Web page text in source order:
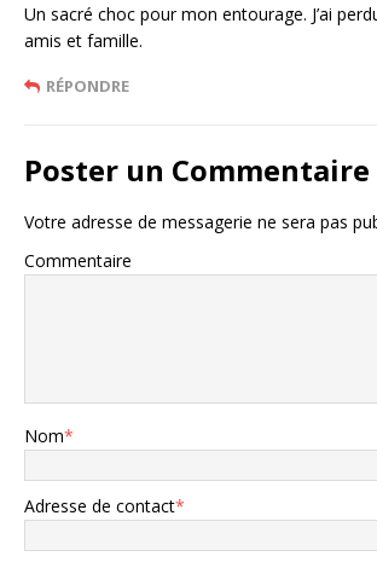
Un sacré choc pour mon entourage. J’ai
amis et famille.
RÉPONDRE
Poster un Commentaire
Votre adresse de messagerie ne sera pas
Commentaire
Nom*
Adresse de contact*